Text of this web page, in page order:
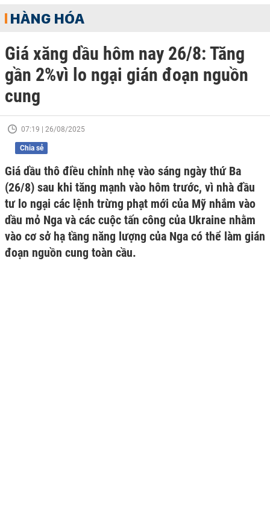
HÀNG HÓA
Giá xăng dầu hôm nay 26/8: Tăng
gần 2%vì lo ngại gián đoạn nguồn
cung
07:19 | 26/08/2025
Chia sẻ
Giá dầu thô điều chỉnh nhẹ vào sáng ngày thứ Ba
(26/8) sau khi tăng mạnh vào hôm trước, vì nhà đầu
tư lo ngại các lệnh trừng phạt mới của Mỹ nhắm vào
dầu mỏ Nga và các cuộc tấn công của Ukraine nhằm
vào cơ sở hạ tầng năng lượng của Nga có thể làm gián
đoạn nguồn cung toàn cầu.